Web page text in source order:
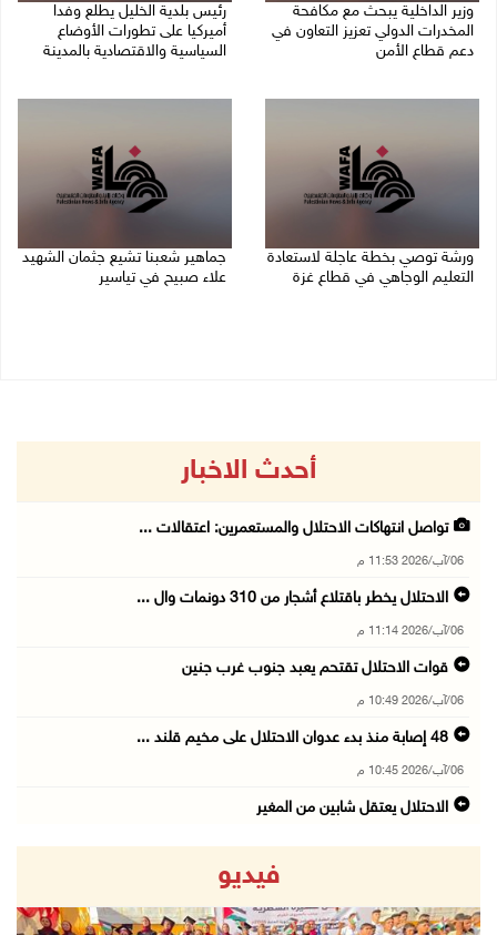
وزير الداخلية يبحث مع مكافحة
المخدرات الدولي تعزيز التعاون في
دعم قطاع الأمن
رئيس بلدية الخليل يطلع وفدا
أميركيا على تطورات الأوضاع
السياسية والاقتصادية بالمدينة
ورشة توصي بخطة عاجلة لاستعادة
التعليم الوجاهي في قطاع غزة
جماهير شعبنا تشيع جثمان الشهيد
علاء صبيح في تياسير
أحدث الاخبار
تواصل انتهاكات الاحتلال والمستعمرين: اعتقالات ...
06/آب/2026 11:53 م
الاحتلال يخطر باقتلاع أشجار من 310 دونمات وال ...
06/آب/2026 11:14 م
قوات الاحتلال تقتحم يعبد جنوب غرب جنين
06/آب/2026 10:49 م
48 إصابة منذ بدء عدوان الاحتلال على مخيم قلند ...
06/آب/2026 10:45 م
الاحتلال يعتقل شابين من المغير
وزير الداخلية يبحث مع مكافحة المخدرات الدولي ...
06/آب/2026 10:01 م
فيديو